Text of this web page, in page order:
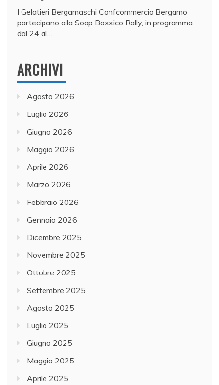
I Gelatieri Bergamaschi Confcommercio Bergamo
partecipano alla Soap Boxxico Rally, in programma
dal 24 al…
ARCHIVI
Agosto 2026
Luglio 2026
Giugno 2026
Maggio 2026
Aprile 2026
Marzo 2026
Febbraio 2026
Gennaio 2026
Dicembre 2025
Novembre 2025
Ottobre 2025
Settembre 2025
Agosto 2025
Luglio 2025
Giugno 2025
Maggio 2025
Aprile 2025